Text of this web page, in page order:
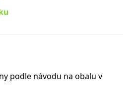
podle návodu na obalu v